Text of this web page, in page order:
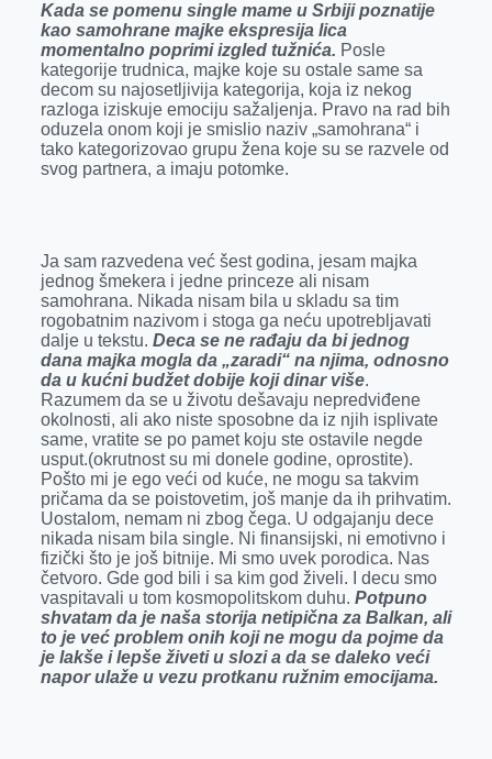
b
o
o
k
e
n
g
e
r
e
d
I
n
r
s
A
p
p
l
Kada se pomenu single mame u Srbiji poznatije
kao samohrane majke ekspresija lica
momentalno poprimi izgled tužnića. Posle
kategorije trudnica, majke koje su ostale same sa
decom su najosetljivija kategorija, koja iz nekog
razloga iziskuje emociju sažaljenja. Pravo na rad bih
oduzela onom koji je smislio naziv „samohrana“ i
tako kategorizovao grupu žena koje su se razvele od
svog partnera, a imaju potomke.
Ja sam razvedena već šest godina, jesam majka
jednog šmekera i jedne princeze ali nisam
samohrana. Nikada nisam bila u skladu sa tim
rogobatnim nazivom i stoga ga neću upotrebljavati
dalje u tekstu. Deca se ne rađaju da bi jednog
dana majka mogla da „zaradi“ na njima, odnosno
da u kućni budžet dobije koji dinar više.
Razumem da se u životu dešavaju nepredviđene
okolnosti, ali ako niste sposobne da iz njih isplivate
same, vratite se po pamet koju ste ostavile negde
usput.(okrutnost su mi donele godine, oprostite).
Pošto mi je ego veći od kuće, ne mogu sa takvim
pričama da se poistovetim, još manje da ih prihvatim.
Uostalom, nemam ni zbog čega. U odgajanju dece
nikada nisam bila single. Ni finansijski, ni emotivno i
fizički što je još bitnije. Mi smo uvek porodica. Nas
četvoro. Gde god bili i sa kim god živeli. I decu smo
vaspitavali u tom kosmopolitskom duhu. Potpuno
shvatam da je naša storija netipična za Balkan, ali
to je već problem onih koji ne mogu da pojme da
je lakše i lepše živeti u slozi a da se daleko veći
napor ulaže u vezu protkanu ružnim emocijama.